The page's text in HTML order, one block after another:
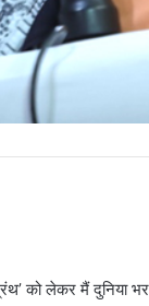
को लेकर मैं दुनिया